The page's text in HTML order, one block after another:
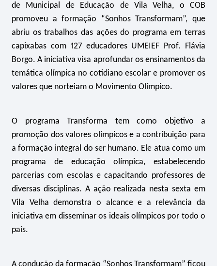
de Municipal de Educação de Vila Velha, o COB
promoveu a formação “Sonhos Transformam”, que
abriu os trabalhos das ações do programa em terras
capixabas com 127 educadores UMEIEF Prof. Flávia
Borgo. A iniciativa visa aprofundar os ensinamentos da
temática olímpica no cotidiano escolar e promover os
valores que norteiam o Movimento Olímpico.
O programa Transforma tem como objetivo a
promoção dos valores olímpicos e a contribuição para
a formação integral do ser humano. Ele atua como um
programa de educação olímpica, estabelecendo
parcerias com escolas e capacitando professores de
diversas disciplinas. A ação realizada nesta sexta em
Vila Velha demonstra o alcance e a relevância da
iniciativa em disseminar os ideais olímpicos por todo o
país.
A condução da formação “Sonhos Transformam” ficou